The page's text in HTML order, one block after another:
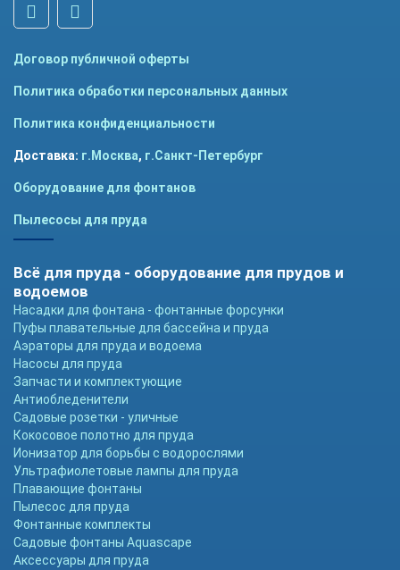
Договор публичной оферты
Политика обработки персональных данных
Политика конфиденциальности
Доставка: г.Москва, г.Санкт-Петербург
Оборудование для фонтанов
Пылесосы для пруда
Всё для пруда - оборудование для прудов и
водоемов
Насадки для фонтана - фонтанные форсунки
Пуфы плавательные для бассейна и пруда
Аэраторы для пруда и водоема
Насосы для пруда
Запчасти и комплектующие
Антиобледенители
Садовые розетки - уличные
Кокосовое полотно для пруда
Ионизатор для борьбы с водорослями
Ультрафиолетовые лампы для пруда
Плавающие фонтаны
Пылесос для пруда
Фонтанные комплекты
Садовые фонтаны Aquascape
Аксессуары для пруда